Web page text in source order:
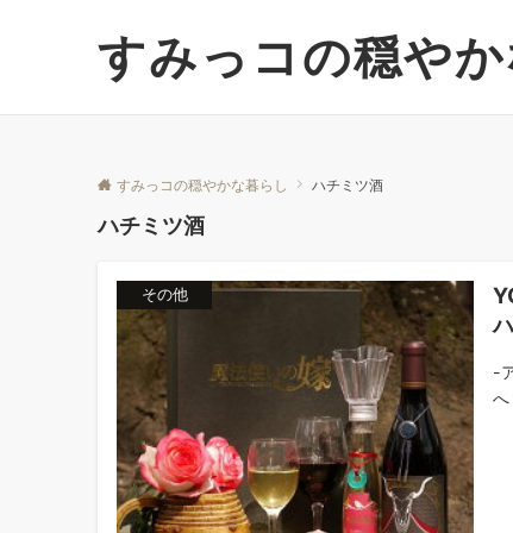
すみっコの穏や
すみっコの穏やかな暮らし ハチミツ酒
ハチミツ酒
その他
-
へ